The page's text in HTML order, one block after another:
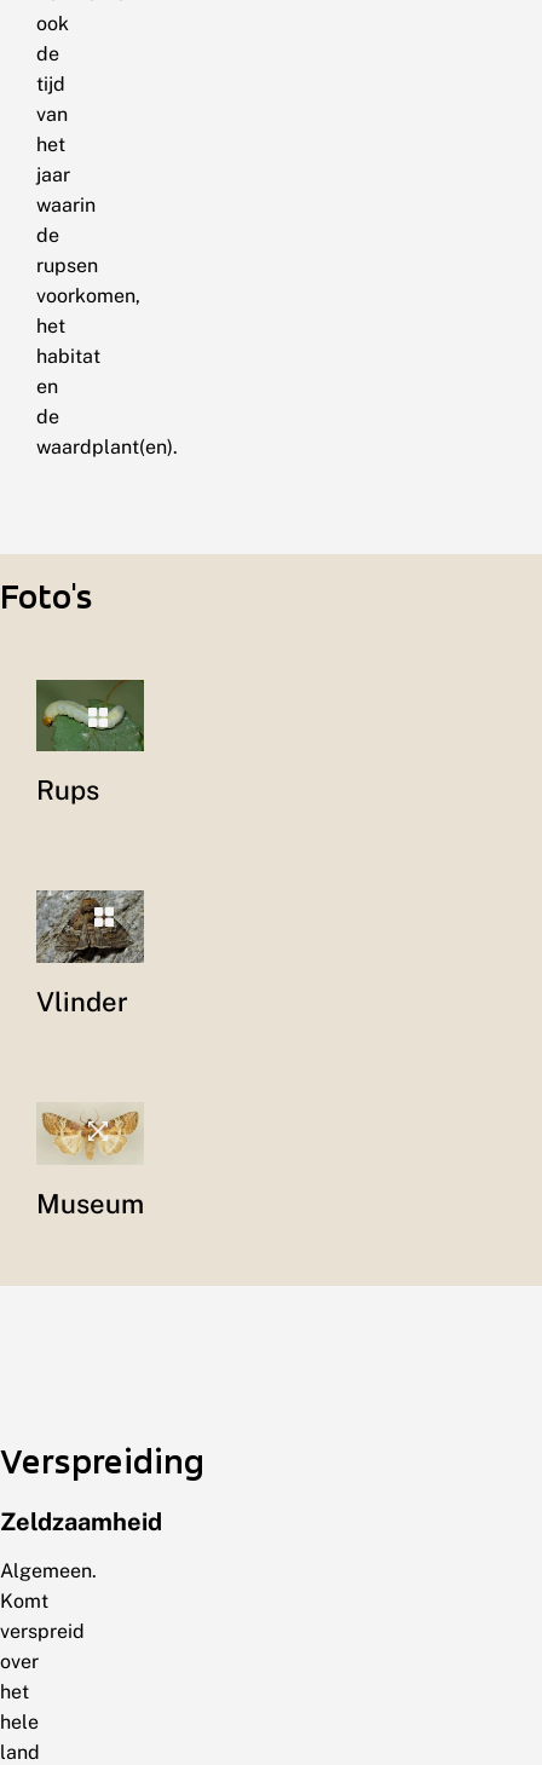
ook
de
tijd
van
het
jaar
waarin
de
rupsen
voorkomen,
het
habitat
en
de
waardplant(en).
Foto's
Rups
Vlinder
Museum
Verspreiding
Zeldzaamheid
Algemeen.
Komt
verspreid
over
het
hele
land